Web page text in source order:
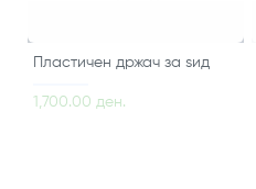
Пластичен држач за ѕид
1,700.00 ден.